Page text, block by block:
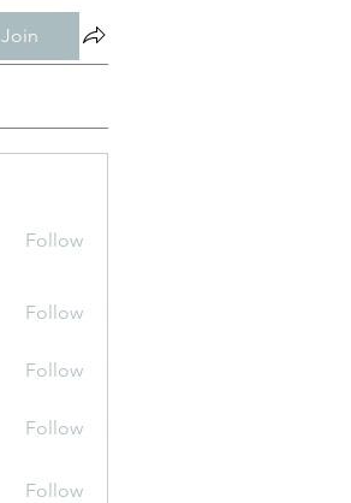
Join
Follow
Follow
Follow
Follow
Follow